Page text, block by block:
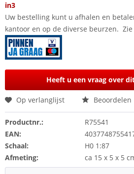
in3
Uw bestelling kunt u afhalen en
kantoor en op de diverse beurzen. Zie
Heeft u een vraag over
Op verlanglijst Beoordelen
Productnr.:
R75541
EAN:
Schaal:
H0 1:87
Afmeting:
ca 15 x 5 x 5